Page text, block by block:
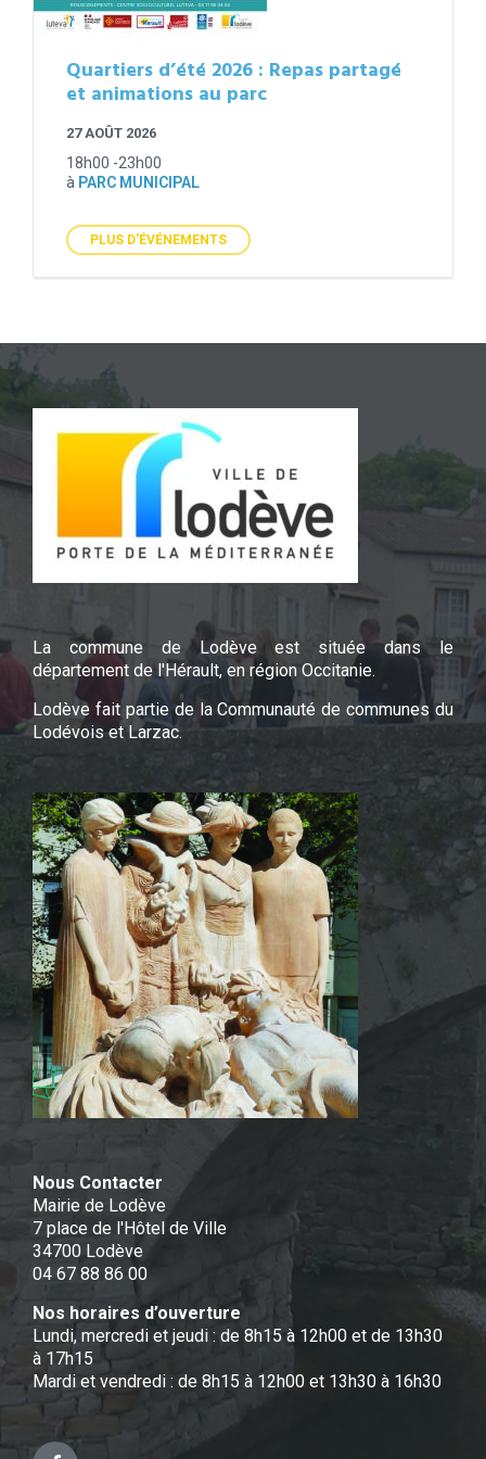
Quartiers d’été 2026 : Repas partagé
et animations au parc
27 AOÛT 2026
18h00 -23h00
à PARC MUNICIPAL
PLUS D'ÉVÉNEMENTS
La commune de Lodève est située dans le
département de l'Hérault, en région Occitanie.
Lodève fait partie de la Communauté de communes du
Lodévois et Larzac.
Nous Contacter
Mairie de Lodève
7 place de l'Hôtel de Ville
34700 Lodève
04 67 88 86 00
Nos horaires d’ouverture
Lundi, mercredi et jeudi : de 8h15 à 12h00 et de 13h30
à 17h15
Mardi et vendredi : de 8h15 à 12h00 et 13h30 à 16h30